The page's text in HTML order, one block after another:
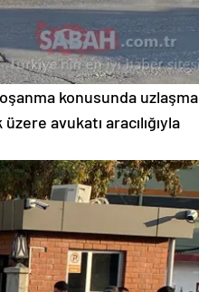
konusunda uzlaşma
avukatı aracılığıyla